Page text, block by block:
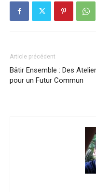
Article précédent
Bâtir Ensemble : Des
pour un Futur Commun